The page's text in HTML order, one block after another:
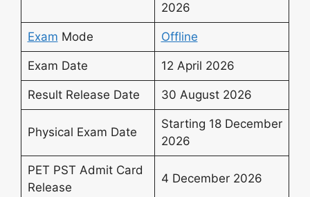
2026
Exam Mode Offline
Exam Date 12 April 2026
Result Release Date 30 August 2026
Physical Exam Date
Starting 18 December
2026
PET PST Admit Card
Release
4 December 2026